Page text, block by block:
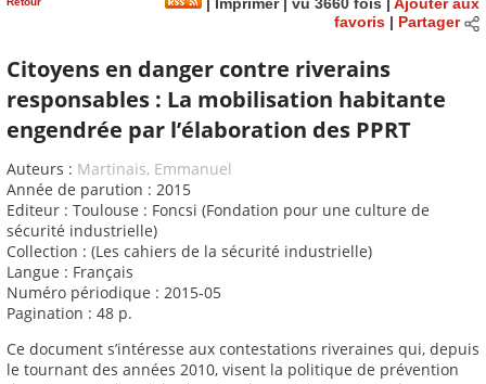
| Imprimer| vu 3660 fois | Ajouter aux
favoris| Partager
Citoyens en danger contre riverains
responsables : La mobilisation habitante
engendrée par l’élaboration des PPRT
Auteurs : Martinais, Emmanuel
Année de parution : 2015
Editeur : Toulouse : Foncsi (Fondation pour une culture de
sécurité industrielle)
Collection : (Les cahiers de la sécurité industrielle)
Langue : Français
Numéro périodique : 2015-05
Pagination : 48 p.
Ce document s’intéresse aux contestations riveraines qui, depuis
le tournant des années 2010, visent la politique de prévention